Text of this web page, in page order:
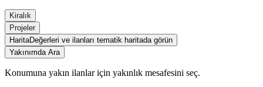
Kiralık
Projeler
HaritaDeğerleri ve ilanları tematik haritada görün
Yakınımda Ara
Konumuna yakın ilanlar için yakınlık mesafesini seç.